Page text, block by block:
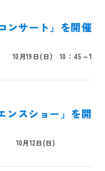
ンサート」を開催
月19日(日) 10：45～1
ンスショー」を開
」 10月12日(日)